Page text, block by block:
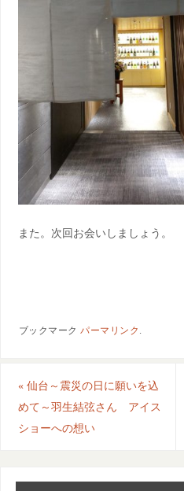
また。次回お会いしましょう。
2023/3/27
ブックマークパーマリンク.
«仙台～震災の日に願いを込
めて～羽生結弦さん アイス
ショーへの想い